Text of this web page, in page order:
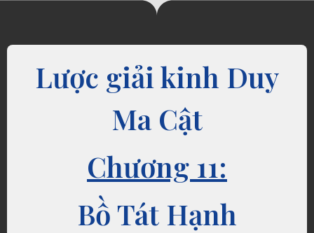
Lược giải kinh Duy
Ma Cật
Chương 11:
Bồ Tát Hạnh